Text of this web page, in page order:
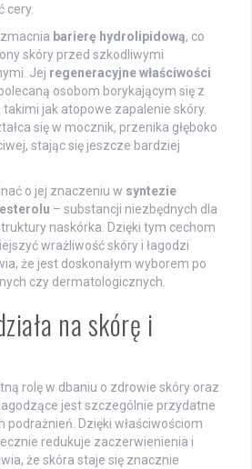
cery.
barierę hydrolipidową, co
skóry przed szkodliwymi
Jej regeneracyjne właściwości
osobom borykającym się z
jak atopowe zapalenie skóry.
się w mocznik, przenika głęboko
stając się jeszcze bardziej
o jej znaczeniu w syntezie
– substancji niezbędnych dla
naskórka. Dzięki tym cechom
wrażliwość skóry i łagodzi
że jest doskonałym wyborem po
czy dermatologicznych.
na skórę i
rolę w dbaniu o zdrowie skóry oraz
jest szczególnie przydatne
podrażnień. Dzięki właściwościom
redukuje zaczerwienienia i
że skóra staje się znacznie